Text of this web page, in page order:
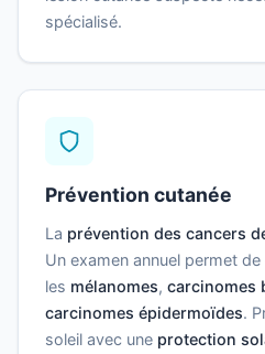
spécialisé.
Prévention cutanée
La prévention des cancers
Un examen annuel permet
les mélanomes, carcinomes
carcinomes épidermoïdes.
soleil avec une protection